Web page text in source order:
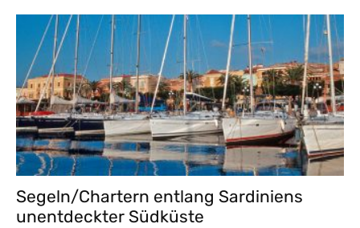
Segeln/Chartern entlang Sardiniens
unentdeckter Südküste